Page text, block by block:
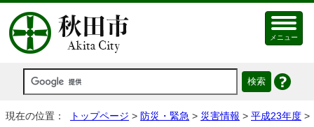
メニュー
現在の位置： トップページ > 防災・緊急 > 災害情報 > 平成23年度 >